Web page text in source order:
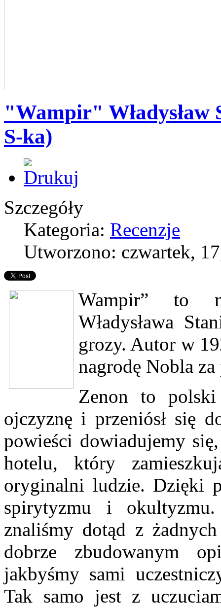
"Wampir" Władysław
S-ka)
Szczegóły
Kategoria: Recenzje
Utworzono: czwartek,
Wampir” to
Władysława
grozy. Autor w
nagrodę Nobla za
Zenon to polski
ojczyznę i przeniósł się
powieści dowiadujemy
hotelu, który
oryginalni ludzie. Dzięki
spirytyzmu i
znaliśmy dotąd z
dobrze zbudowanym
jakbyśmy sami
Tak samo jest z